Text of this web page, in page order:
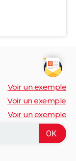
Voir un exemple
Voir un exemple
Voir un exemple